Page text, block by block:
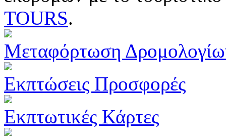
TOURS.
Μεταφόρτωση
Εκπτώσεις Προσφορές
Εκπτωτικές Κάρτες